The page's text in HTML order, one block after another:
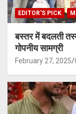
EDITOR'S PICK
बस्तर में बदलती
गोपनीय सामग्री
February 27, 2025